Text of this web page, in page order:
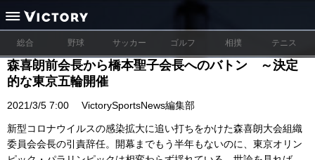
総合 野球 サッカー ゴルフ 相撲 テニス
森喜朗前会長から橋本聖子会長へのバトン ～決定
的な東京五輪開催
2021/3/5 7:00 VictorySportsNews編集部
新型コロナウイルスの感染拡大に追い打ちをかけた森喜朗大会組織
委員会会長の引責辞任。開幕までもう半年もないのに、東京オリン